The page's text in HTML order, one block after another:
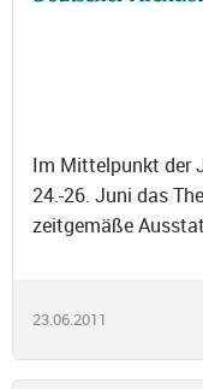
Im Mittelpunkt der
24.-26. Juni das
zeitgemäße
23.06.2011